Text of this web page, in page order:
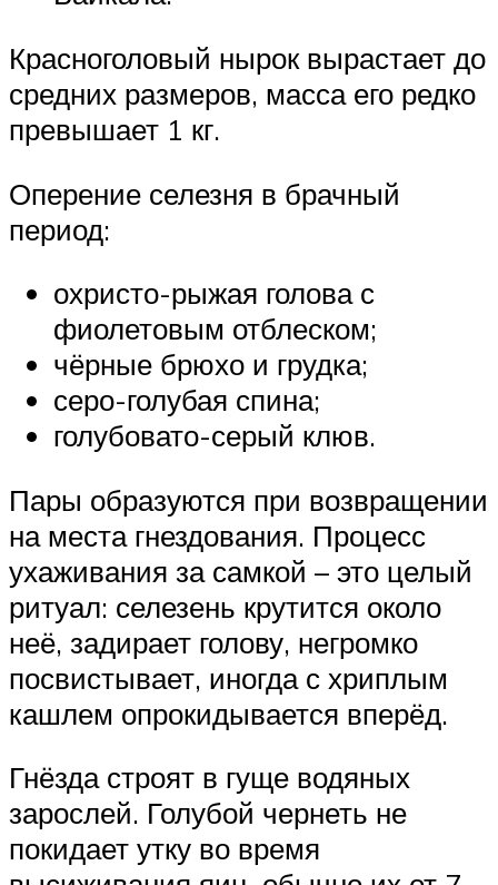
Красноголовый нырок вырастает до
средних размеров, масса его редко
превышает 1 кг.
Оперение селезня в брачный
период:
охристо-рыжая голова с
фиолетовым отблеском;
чёрные брюхо и грудка;
серо-голубая спина;
голубовато-серый клюв.
Пары образуются при возвращении
на места гнездования. Процесс
ухаживания за самкой – это целый
ритуал: селезень крутится около
неё, задирает голову, негромко
посвистывает, иногда с хриплым
кашлем опрокидывается вперёд.
Гнёзда строят в гуще водяных
зарослей. Голубой чернеть не
покидает утку во время